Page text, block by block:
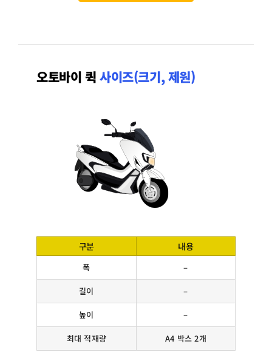
오토바이 퀵사이즈(크기, 제원)
구분 내용
폭 –
길이 –
높이 –
최대 적재량 A4 박스 2개